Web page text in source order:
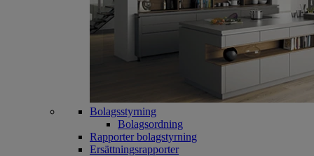
Bolagsstyrning
Bolagsordning
Rapporter bolagstyrning
Ersättningsrapporter